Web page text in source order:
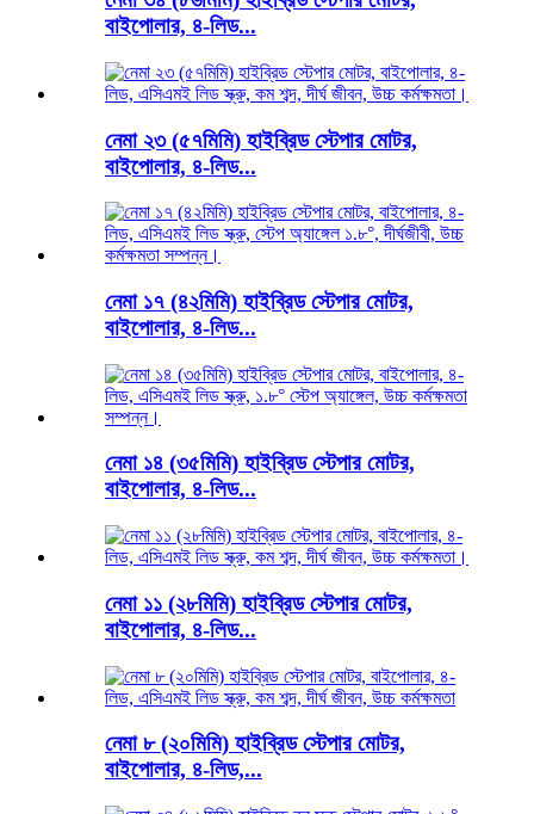
বাইপোলার, ৪-লিড...
নেমা ২৩ (৫৭মিমি) হাইব্রিড স্টেপার মোটর,
বাইপোলার, ৪-লিড...
নেমা ১৭ (৪২মিমি) হাইব্রিড স্টেপার মোটর,
বাইপোলার, ৪-লিড...
নেমা ১৪ (৩৫মিমি) হাইব্রিড স্টেপার মোটর,
বাইপোলার, ৪-লিড...
নেমা ১১ (২৮মিমি) হাইব্রিড স্টেপার মোটর,
বাইপোলার, ৪-লিড...
নেমা ৮ (২০মিমি) হাইব্রিড স্টেপার মোটর,
বাইপোলার, ৪-লিড,...